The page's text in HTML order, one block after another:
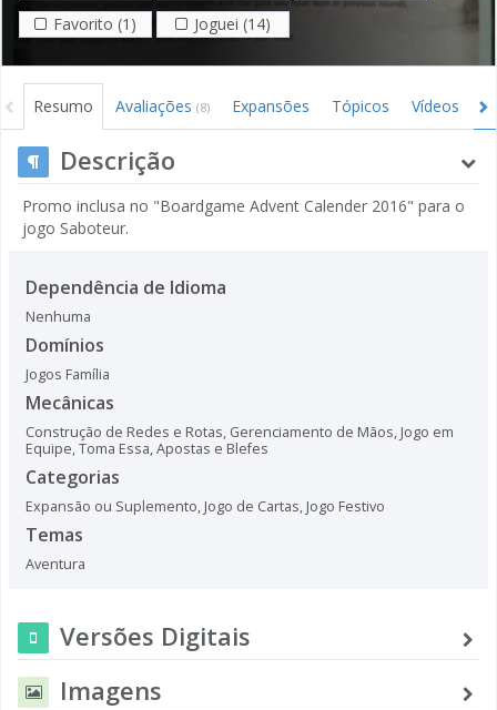
Favorito (1)
Joguei (14)
Resumo Avaliações (8) Expansões Tópicos Vídeos
Descrição
Promo inclusa no "Boardgame Advent Calender 2016" para o
jogo Saboteur.
Dependência de Idioma
Nenhuma
Domínios
Jogos Família
Mecânicas
Construção de Redes e Rotas, Gerenciamento de Mãos, Jogo em
Equipe,Toma Essa,Apostas e Blefes
Categorias
Expansão ou Suplemento, Jogo de Cartas, Jogo Festivo
Temas
Aventura
Versões Digitais
Imagens